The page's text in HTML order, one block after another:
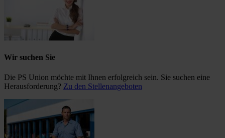
Wir suchen Sie
Die PS Union möchte mit Ihnen erfolgreich sein. Sie suchen eine
Herausforderung? Zu den Stellenangeboten